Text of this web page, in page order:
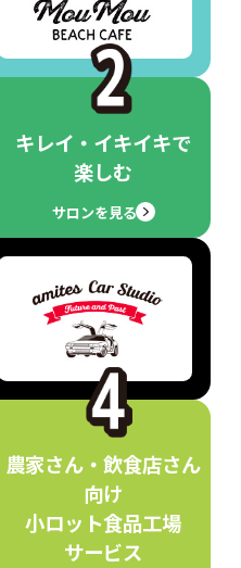
キレイ・イキイキで
楽しむ
サロンを見る
農家さん・飲食店さん
向け
小ロット食品工場
サービス